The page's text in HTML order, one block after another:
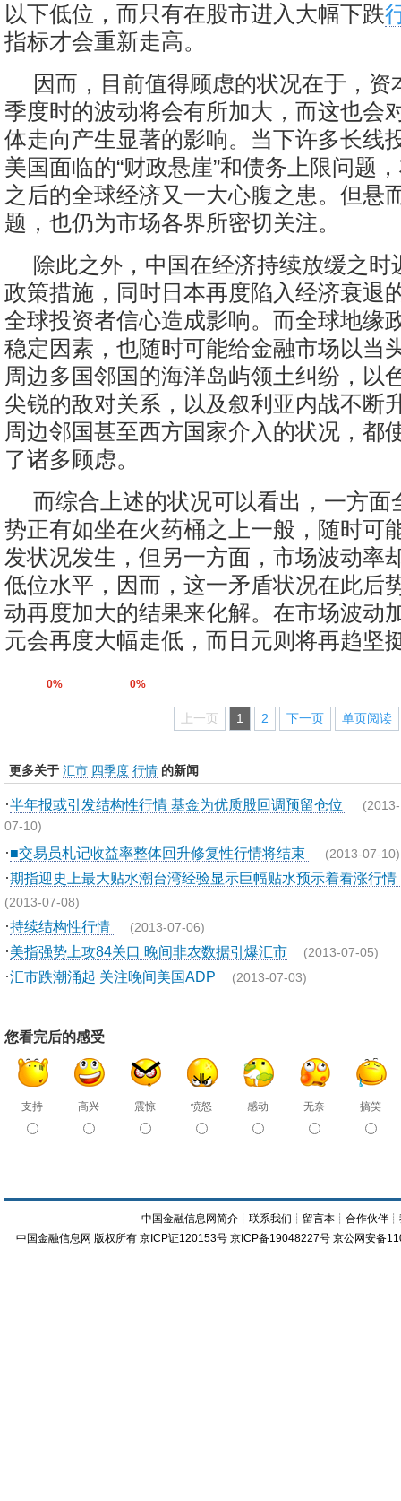
以下低位，而只有在股市进入大幅下跌
指标才会重新走高。
因而，目前值得顾虑的状况在于，资
季度时的波动将会有所加大，而这也会
体走向产生显著的影响。当下许多长线
美国面临的“财政悬崖”和债务上限问题
之后的全球经济又一大心腹之患。但悬
题，也仍为市场各界所密切关注。
除此之外，中国在经济持续放缓之时
政策措施，同时日本再度陷入经济衰退
全球投资者信心造成影响。而全球地缘
稳定因素，也随时可能给金融市场以当
周边多国邻国的海洋岛屿领土纠纷，以
尖锐的敌对关系，以及叙利亚内战不断
周边邻国甚至西方国家介入的状况，都
了诸多顾虑。
而综合上述的状况可以看出，一方面
势正有如坐在火药桶之上一般，随时可
发状况发生，但另一方面，市场波动率
低位水平，因而，这一矛盾状况在此后
动再度加大的结果来化解。在市场波动
元会再度大幅走低，而日元则将再趋坚
0% 0%
上一页 1 2 下一页 单页阅读
更多关于 汇市 四季度 行情 的新闻
·半年报或引发结构性行情 基金为优质股回调预留仓位 (2013-
07-10)
·■交易员札记收益率整体回升修复性行情将结束 (2013-07-10)
·期指迎史上最大贴水潮台湾经验显示巨幅贴水预示着看涨行情
(2013-07-08)
·持续结构性行情 (2013-07-06)
·美指强势上攻84关口 晚间非农数据引爆汇市 (2013-07-05)
·汇市跌潮涌起 关注晚间美国ADP (2013-07-03)
您看完后的感受
支持 高兴 震惊 愤怒 感动 无奈 搞笑
中国金融信息网简介 ┊联系我们 ┊ 留言本 ┊合作伙伴 ┊
中国金融信息网 版权所有 京ICP证120153号 京ICP备19048227号 京公网安备